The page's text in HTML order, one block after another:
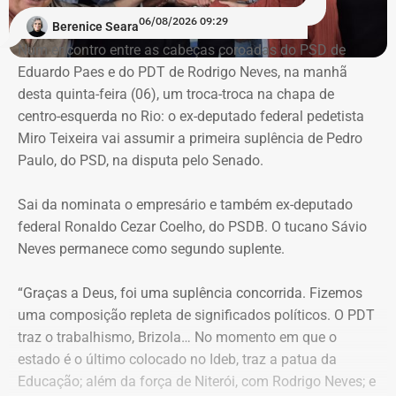
de superintendente de Retenção e Atração de
Investimentos do Desenvolvimento Econômico;
Joel de Oliveira Suhett Filho foi desligado do posto de
assessor-chefe de Assuntos Estratégicos da Polícia
Militar;
Henrique Gustavo dos Santos Frickmann foi exonerado, a
pedido, do cargo de subsecretário adjunto de Obrasda
Secretaria de Infraestrutura e Obras Públicas.
Nomeações vieram em dose
homeopática
No outro lado da balança das publicações do Diário
Oficial, Couto fez mudanças pontuais e assinou apenas 2
únicas nomeações para o segundo e terceiro escalões do
governo. A Superintendência de Compras e Licitações da
Secretaria de Estado de Saúde recebeu a nomeação de
de Justiça, foram identificadas alterações em processos.
O Ministério Público (MPRJ), então, passou a conferir
ações civis públicas e processos de improbidade —
relativos a agentes públicos — que tramitavam na vara, e
foram identificadas diversas adulterações, principalmente
em processos nos quais Núbia Cozzolino aparecia como
interessada ou ré.
Durante uma busca e apreensão no escritório ligado à ex-
prefeita de Magé, foram encontradas cópias de folhas
processuais com treinos de rubricas e assinaturas.
Núbia Cozzolino alega injustiça e
irregularidades
A Justiça concluiu que a autoria criminal ficou
Berenice Seara06/08/2026 09:29
Num encontro entre as cabeças coroadas do PSD de
Eduardo Paes e do PDT de Rodrigo Neves, na manhã
desta quinta-feira (06), um troca-troca na chapa de
centro-esquerda no Rio: o ex-deputado federal pedetista
Miro Teixeira vai assumir a primeira suplência de Pedro
Paulo, do PSD, na disputa pelo Senado.
Sai da nominata o empresário e também ex-deputado
federal Ronaldo Cezar Coelho, do PSDB. O tucano Sávio
Neves permanece como segundo suplente.
“Graças a Deus, foi uma suplência concorrida. Fizemos
uma composição repleta de significados políticos. O PDT
traz o trabalhismo, Brizola… No momento em que o
estado é o último colocado no Ideb, traz a patua da
Educação; além da força de Niterói, com Rodrigo Neves; e